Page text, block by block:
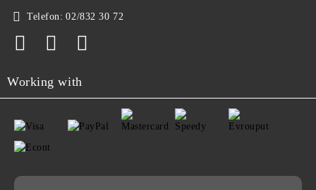
Telefon: 02/832 30 72
Working with